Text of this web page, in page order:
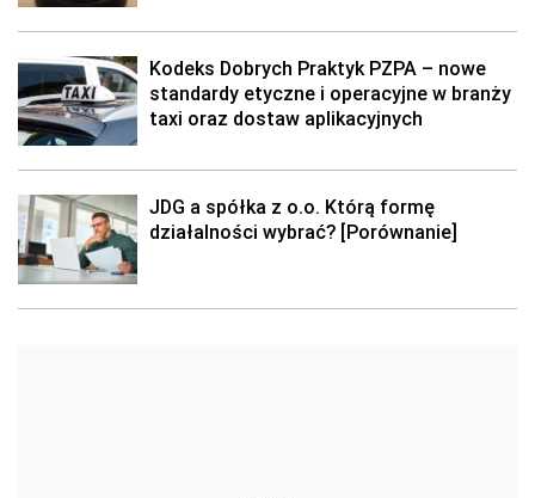
Kodeks Dobrych Praktyk PZPA – nowe
standardy etyczne i operacyjne w branży
taxi oraz dostaw aplikacyjnych
JDG a spółka z o.o. Którą formę
działalności wybrać? [Porównanie]